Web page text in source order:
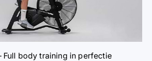
Full body training in perfectie